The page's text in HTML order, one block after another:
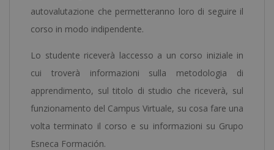
autovalutazione che permetteranno loro di seguire il
corso in modo indipendente.
Lo studente riceverà laccesso a un corso iniziale in
cui troverà informazioni sulla metodologia di
apprendimento, sul titolo di studio che riceverà, sul
funzionamento del Campus Virtuale, su cosa fare una
volta terminato il corso e su informazioni su Grupo
Esneca Formación.